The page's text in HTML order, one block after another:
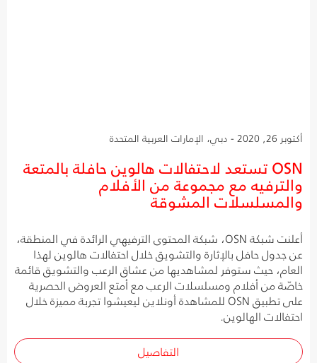
أكتوبر 26, 2020 - دبي، الإمارات العربية المتحدة
OSN تستعد لاحتفالات هالوين حافلة بالمتعة
والترفيه مع مجموعة من الأفلام
والمسلسلات المشوقة
أعلنت شبكة OSN، شبكة المحتوى الترفيهي الرائدة في المنطقة،
عن جدول حافل بالإثارة والتشويق خلال احتفالات هالوين لهذا
العام، حيث ستوفر لمشاهديها من عشاق الرعب والتشويق قائمة
خاصّة من أفلام ومسلسلات الرعب مع أمتع العروض الحصرية
على تطبيق OSN للمشاهدة أونلاين ليعيشوا تجربة مميزة خلال
احتفالات الهالوين.
التفاصيل